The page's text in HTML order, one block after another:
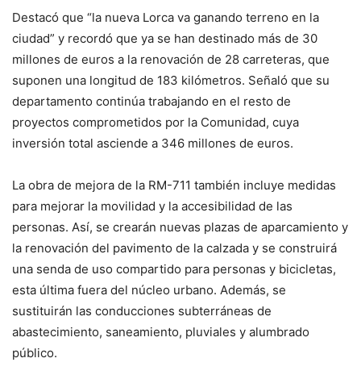
Destacó que “la nueva Lorca va ganando terreno en la
ciudad” y recordó que ya se han destinado más de 30
millones de euros a la renovación de 28 carreteras, que
suponen una longitud de 183 kilómetros. Señaló que su
departamento continúa trabajando en el resto de
proyectos comprometidos por la Comunidad, cuya
inversión total asciende a 346 millones de euros.
La obra de mejora de la RM-711 también incluye medidas
para mejorar la movilidad y la accesibilidad de las
personas. Así, se crearán nuevas plazas de aparcamiento y
la renovación del pavimento de la calzada y se construirá
una senda de uso compartido para personas y bicicletas,
esta última fuera del núcleo urbano. Además, se
sustituirán las conducciones subterráneas de
abastecimiento, saneamiento, pluviales y alumbrado
público.